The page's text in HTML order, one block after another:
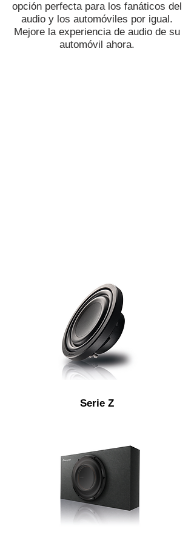
opción perfecta para los fanáticos del
audio y los automóviles por igual.
Mejore la experiencia de audio de su
automóvil ahora.
Serie Z